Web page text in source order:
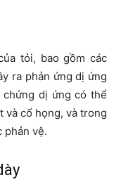
tỏi, bao gồm các
ra phản ứng dị ứng
chứng dị ứng có thể
và cổ họng, và trong
phản vệ.